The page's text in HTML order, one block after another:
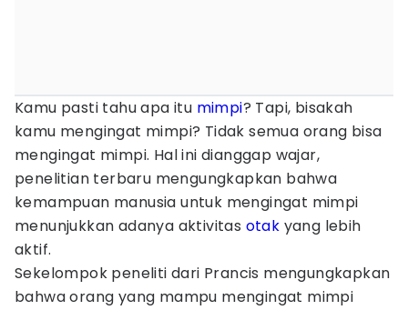
Kamu pasti tahu apa itu mimpi? Tapi, bisakah
kamu mengingat mimpi? Tidak semua orang bisa
mengingat mimpi. Hal ini dianggap wajar,
penelitian terbaru mengungkapkan bahwa
kemampuan manusia untuk mengingat mimpi
menunjukkan adanya aktivitas otak yang lebih
aktif.
Sekelompok peneliti dari Prancis mengungkapkan
bahwa orang yang mampu mengingat mimpi